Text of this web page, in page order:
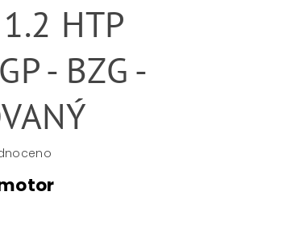
HTP
- BZG -